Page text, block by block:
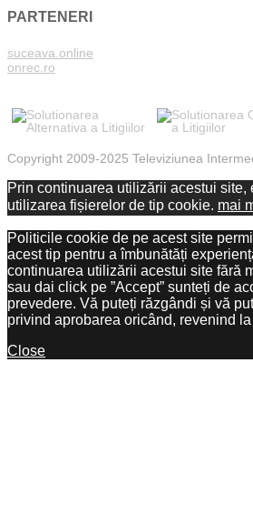
PARTENERI
suceava.online
onrec.ro
Copyright 2009-2025 Televiziunea
Prin continuarea utilizării acestui site,
utilizarea fișierelor de tip cookie. mai
Politicile cookie de pe acest site
acest tip pentru a îmbunătăți
continuarea utilizării acestui site fără
sau dai click pe ”Accept” sunteți de
prevedere. Vă puteți răzgândi și vă
privind aprobarea oricând, revenind
Close